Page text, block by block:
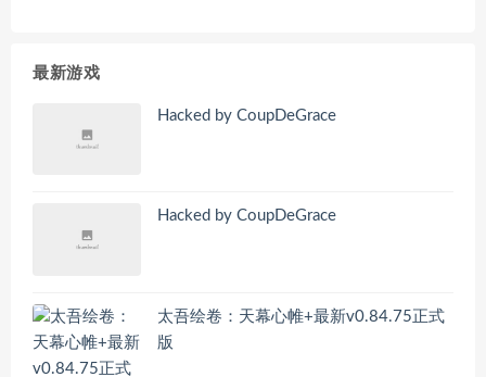
最新游戏
Hacked by CoupDeGrace
Hacked by CoupDeGrace
太吾绘卷：天幕心帷+最新v0.84.75正式
版